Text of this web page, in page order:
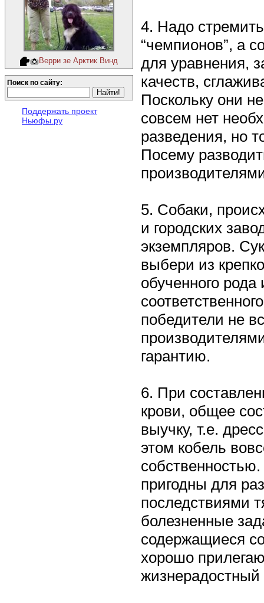
Верри зе Арктик Винд
Поиск по сайту:
Поддержать проект
Ньюфы.ру
4. Надо
“чемпионов”, а
для уравнения,
качеств,
Поскольку они
совсем нет
разведения, но
Посему
5. Собаки,
и городских
экземпляров.
выбери из
обученного
победители не
гарантию.
6. При
крови, общее
выучку, т.е.
этом кобель
пригодны для
последствиями
болезненные
содержащиеся
хорошо
жизнерадостный